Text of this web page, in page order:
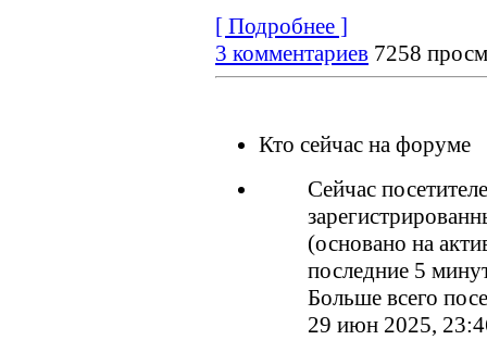
[ Подробнее ]
3 комментариев 7258
Кто сейчас на форуме
Сейчас
(основано на
последние 5
Больше всего
29 июн 2025,